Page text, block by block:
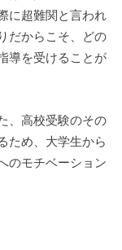
に超難関と言われ
だからこそ、どの
導を受けることが
、高校受験のその
ため、大学生から
のモチベーション